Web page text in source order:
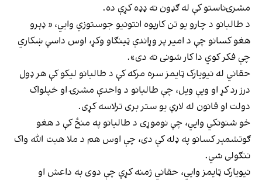
مشرۍناستو کې له ګډون نه ډډه کړې ده.
د طالبانو د چارو یو تن کارپوه انتونیو جوستوزي وايي، « ډېرو
هغو کسانو چې د امیر پر وړاندې ټینګاو وکړ، اوس داسې ښکاري
چې فکر کوي دا کار شونی نه دی».
حقاني له نیویارک ټایمز سره مرکه کې د طالبانو لیکو کې هر ډول
درز رد کړ او ویې ویل، چې طالبانو د واحدې مشرۍ او خپلواک
دولت او قانون له لارې یو ستر بری ترلاسه کړی.
خو شنونکي وايي، چې نوموړی د طالبانو په منځ کې د هغو
ګوتشمېر کسانو په ډله کې دی، چې اوس هم د ملا هبت الله واک
ننګولی شي.
نیویارک ټایمز وايي، حقاني ژمنه کړې چې دوی به داعش او